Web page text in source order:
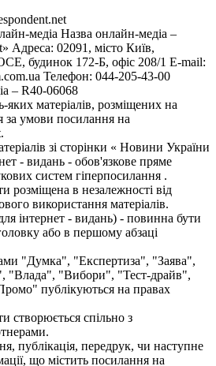
медіа Назва онлайн-медіа –
Адреса: 02091, місто Київ,
будинок 172-Б, офіс 208/1 E-mail:
Телефон: 044-205-43-00
– R40-06068
яких матеріалів, розміщених на
за умови посилання на
зі сторінки « Новини України
- видань - обов'язкове пряме
систем гіперпосилання .
розміщена в незалежності від
використання матеріалів.
інтернет - видань) - повинна бути
або в першому абзаці
"Думка", "Експертиза", "Заява",
"Влада", "Вибори", "Тест-драйв",
публікуються на правах
створюється спільно з
публікація, передрук, чи наступне
що містить посилання на